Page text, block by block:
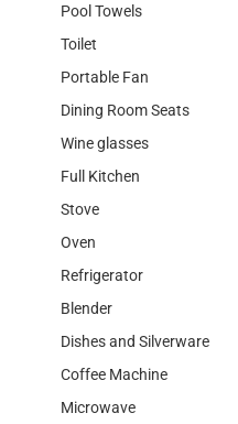
Pool Towels
Toilet
Portable Fan
Dining Room Seats
Wine glasses
Full Kitchen
Stove
Oven
Refrigerator
Blender
Dishes and Silverware
Coffee Machine
Microwave